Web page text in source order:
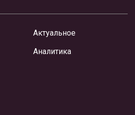
Актуальное
Аналитика